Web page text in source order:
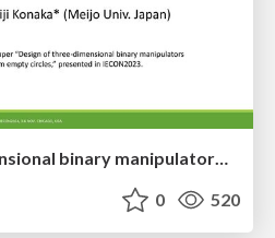
Design of three-dimensional binary manipulators for pick-and-place task avoiding obstacles (IECON2024)
0 520